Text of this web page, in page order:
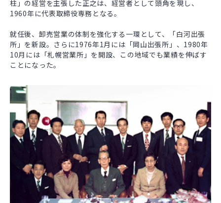
柱」の経営を主張した正之は、経営者として頭角を現し、
1960年に代表取締役専務となる。
就任後、卸売営業の体制を強化する一環として、「白河出張
所」を新設。さらに1976年1月には「岡山出張所」、1980年
10月には「札幌営業所」を開設、この地域でも業績を伸ばす
ことになった。